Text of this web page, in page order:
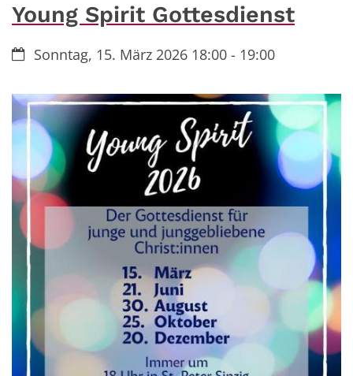
Young Spirit Gottesdienst
Datum:Sonntag, 15. März 2026 18:00 - 19:00